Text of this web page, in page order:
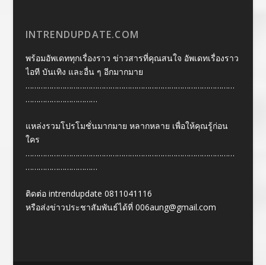
INTRENDUPDATE.COM
พร้อมอัพเดททุกเรื่องราว ข่าวสารที่คุณสนใจ อัพเดทเรื่องราว
ไอที บันเทิง และอื่น ๆ อีกมากมาย
……………………………………………………………………………………
……………………………
แหล่งรวมโปรโมชั่นมากมาย หลากหลาย เพื่อให้คุณรู้ก่อน
ใคร
……………………………………………………………………………………
……………………………
ติดต่อ intrendupdate 0811041116
หรือส่งข่าวประชาสัมพันธ์ได้ที่ 006aung@gmail.com